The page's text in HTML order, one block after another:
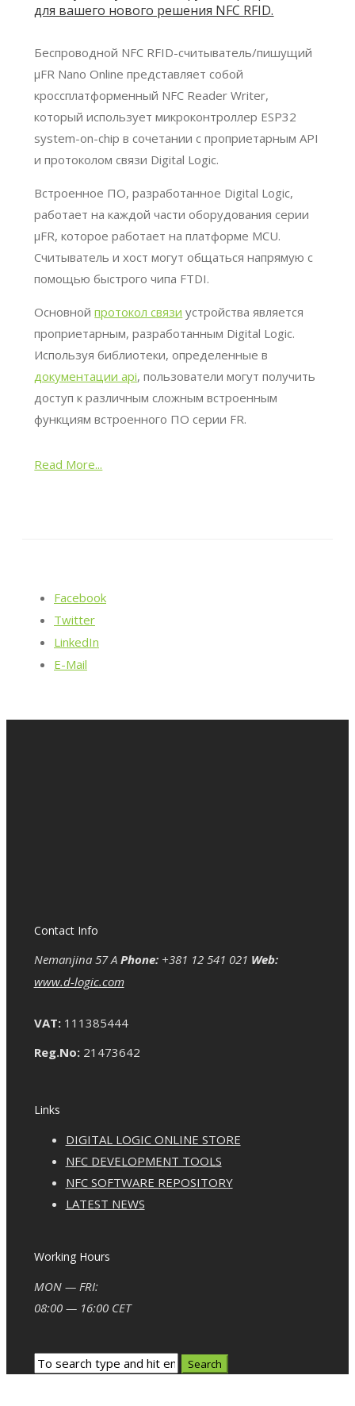
для вашего нового решения NFC RFID.
Беспроводной NFC RFID-считыватель/пишущий
μFR Nano Online представляет собой
кроссплатформенный NFC Reader Writer,
который использует микроконтроллер ESP32
system-on-chip в сочетании с проприетарным API
и протоколом связи Digital Logic.
Встроенное ПО, разработанное Digital Logic,
работает на каждой части оборудования серии
μFR, которое работает на платформе MCU.
Считыватель и хост могут общаться напрямую с
помощью быстрого чипа FTDI.
Основнойпротокол связи устройства является
проприетарным, разработанным Digital Logic.
Используя библиотеки, определенные в
документации api, пользователи могут получить
доступ к различным сложным встроенным
функциям встроенного ПО серии FR.
Read More...
Facebook
Twitter
LinkedIn
E-Mail
Contact Info
Nemanjina 57 A Phone:+381 12 541 021 Web:
www.d-logic.com
VAT:111385444
Reg.No:21473642
Links
DIGITAL LOGIC ONLINE STORE
NFC DEVELOPMENT TOOLS
NFC SOFTWARE REPOSITORY
LATEST NEWS
Working Hours
MON — FRI:
08:00 — 16:00 CET